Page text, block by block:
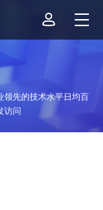
领先的技术水平日均百
访问